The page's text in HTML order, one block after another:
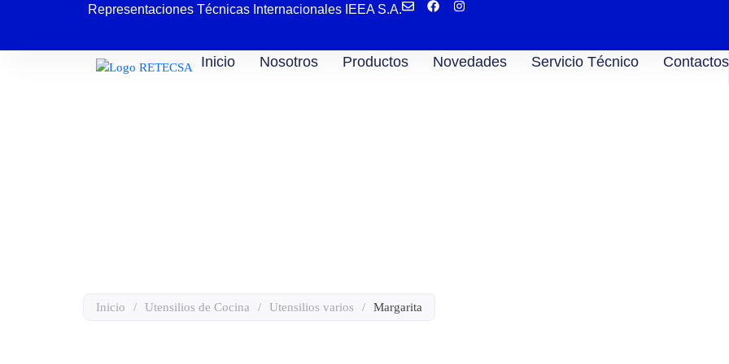
Representaciones Técnicas Internacionales IEEA S.A.
Inicio Nosotros Productos Novedades Servicio Técnico Contactos
Inicio / Utensilios de Cocina / Utensilios varios / Margarita